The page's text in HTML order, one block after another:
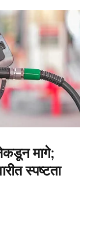
मागे;
स्पष्टता